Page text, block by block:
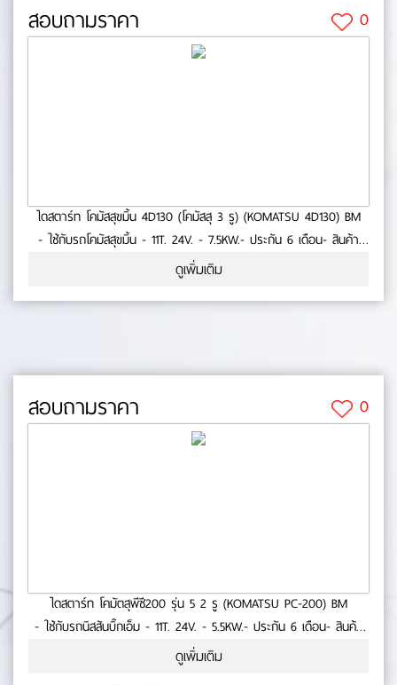
สอบถามราคา 0
ไดสตาร์ท โคมัสสุขมิ้น 4D130 (โคมัสสุ 3 รู) (KOMATSU 4D130) BM
- ใช้กับรถโคมัสสุขมิ้น - 11T. 24V. - 7.5KW.- ประกัน 6 เดือน- สินค้า
คุณภาพ No.0-23-103
ดูเพิ่มเติม
สอบถามราคา 0
ไดสตาร์ท โคมัตสุพีซี200 รุ่น 5 2 รู (KOMATSU PC-200) BM
- ใช้กับรถนิสสันบิ๊กเอ็ม - 11T. 24V. - 5.5KW.- ประกัน 6 เดือน- สินค้า
คุณภาพ No.0-23-83
ดูเพิ่มเติม